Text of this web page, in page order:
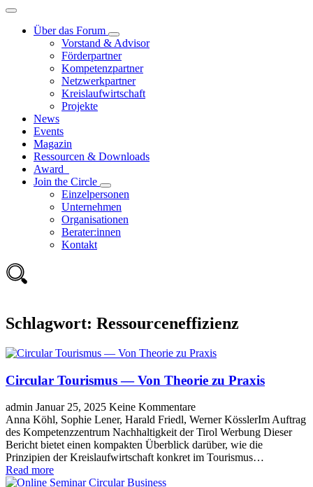
Über das Forum
Vorstand & Advisor
Förderpartner
Kompetenzpartner
Netzwerkpartner
Kreislaufwirtschaft
Projekte
News
Events
Magazin
Ressourcen & Downloads
Award
Join the Circle
Einzelpersonen
Unternehmen
Organisationen
Berater:innen
Kontakt
Schlagwort: Ressourceneffizienz
Circular Tourismus — Von Theorie zu Praxis
admin Januar 25, 2025 Keine Kommentare
Anna Köhl, Sophie Lener, Harald Friedl, Werner KösslerIm Auftrag
des Kompetenzzentrum Nachhaltigkeit der Tirol Werbung Dieser
Bericht bietet einen kompakten Überblick darüber, wie die
Prinzipien der Kreislaufwirtschaft konkret im Tourismus…
Read more